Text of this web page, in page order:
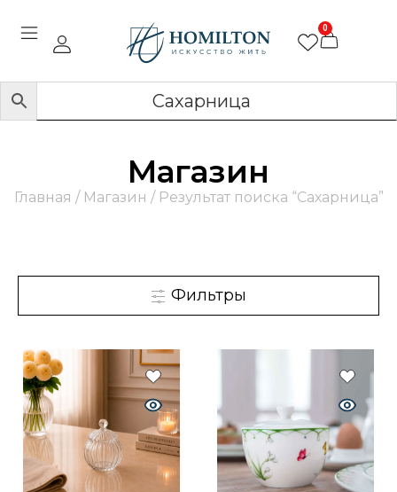
0
Магазин
Главная / Магазин / Результат поиска “Сахарница”
Фильтры